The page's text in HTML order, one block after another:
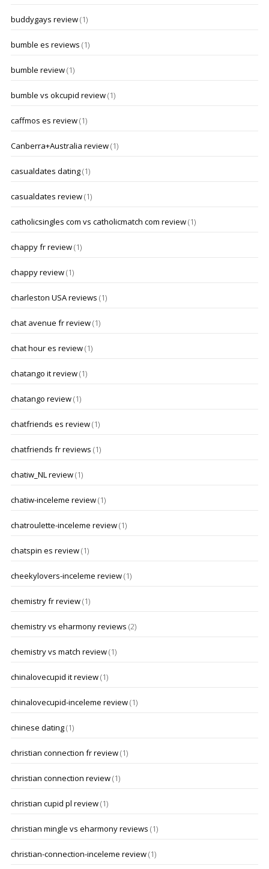
buddygays review(1)
bumble es reviews (1)
bumble review(1)
bumble vs okcupid review(1)
caffmos es review(1)
Canberra+Australia review(1)
casualdates dating(1)
casualdates review(1)
catholicsingles com vs catholicmatch com review(1)
chappy fr review(1)
chappy review(1)
charleston USA reviews (1)
chat avenue fr review(1)
chat hour es review(1)
chatango it review(1)
chatango review(1)
chatfriends es review(1)
chatfriends fr reviews (1)
chatiw_NL review(1)
chatiw-inceleme review(1)
chatroulette-inceleme review(1)
chatspin es review(1)
cheekylovers-inceleme review(1)
chemistry fr review(1)
chemistry vs eharmony reviews (2)
chemistry vs match review(1)
chinalovecupid it review(1)
chinalovecupid-inceleme review(1)
chinese dating(1)
christian connection fr review(1)
christian connection review(1)
christian cupid pl review(1)
christian mingle vs eharmony reviews (1)
christian-connection-inceleme review(1)